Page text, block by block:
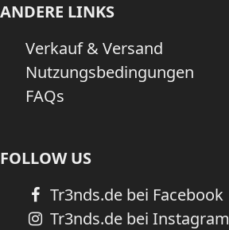
ANDERE LINKS
Verkauf & Versand
Nutzungsbedingungen
FAQs
FOLLOW US
Tr3nds.de bei Facebook
Tr3nds.de bei Instagram